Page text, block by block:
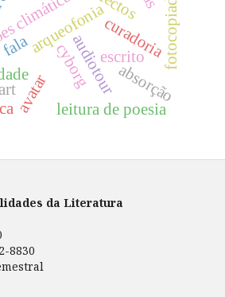
escrito
arqueofoniacuradoria
climáticasaudiotourabsorção
avatar
cyborg fotocopiadora
leitura de poesia
fala
da Literatura
8830